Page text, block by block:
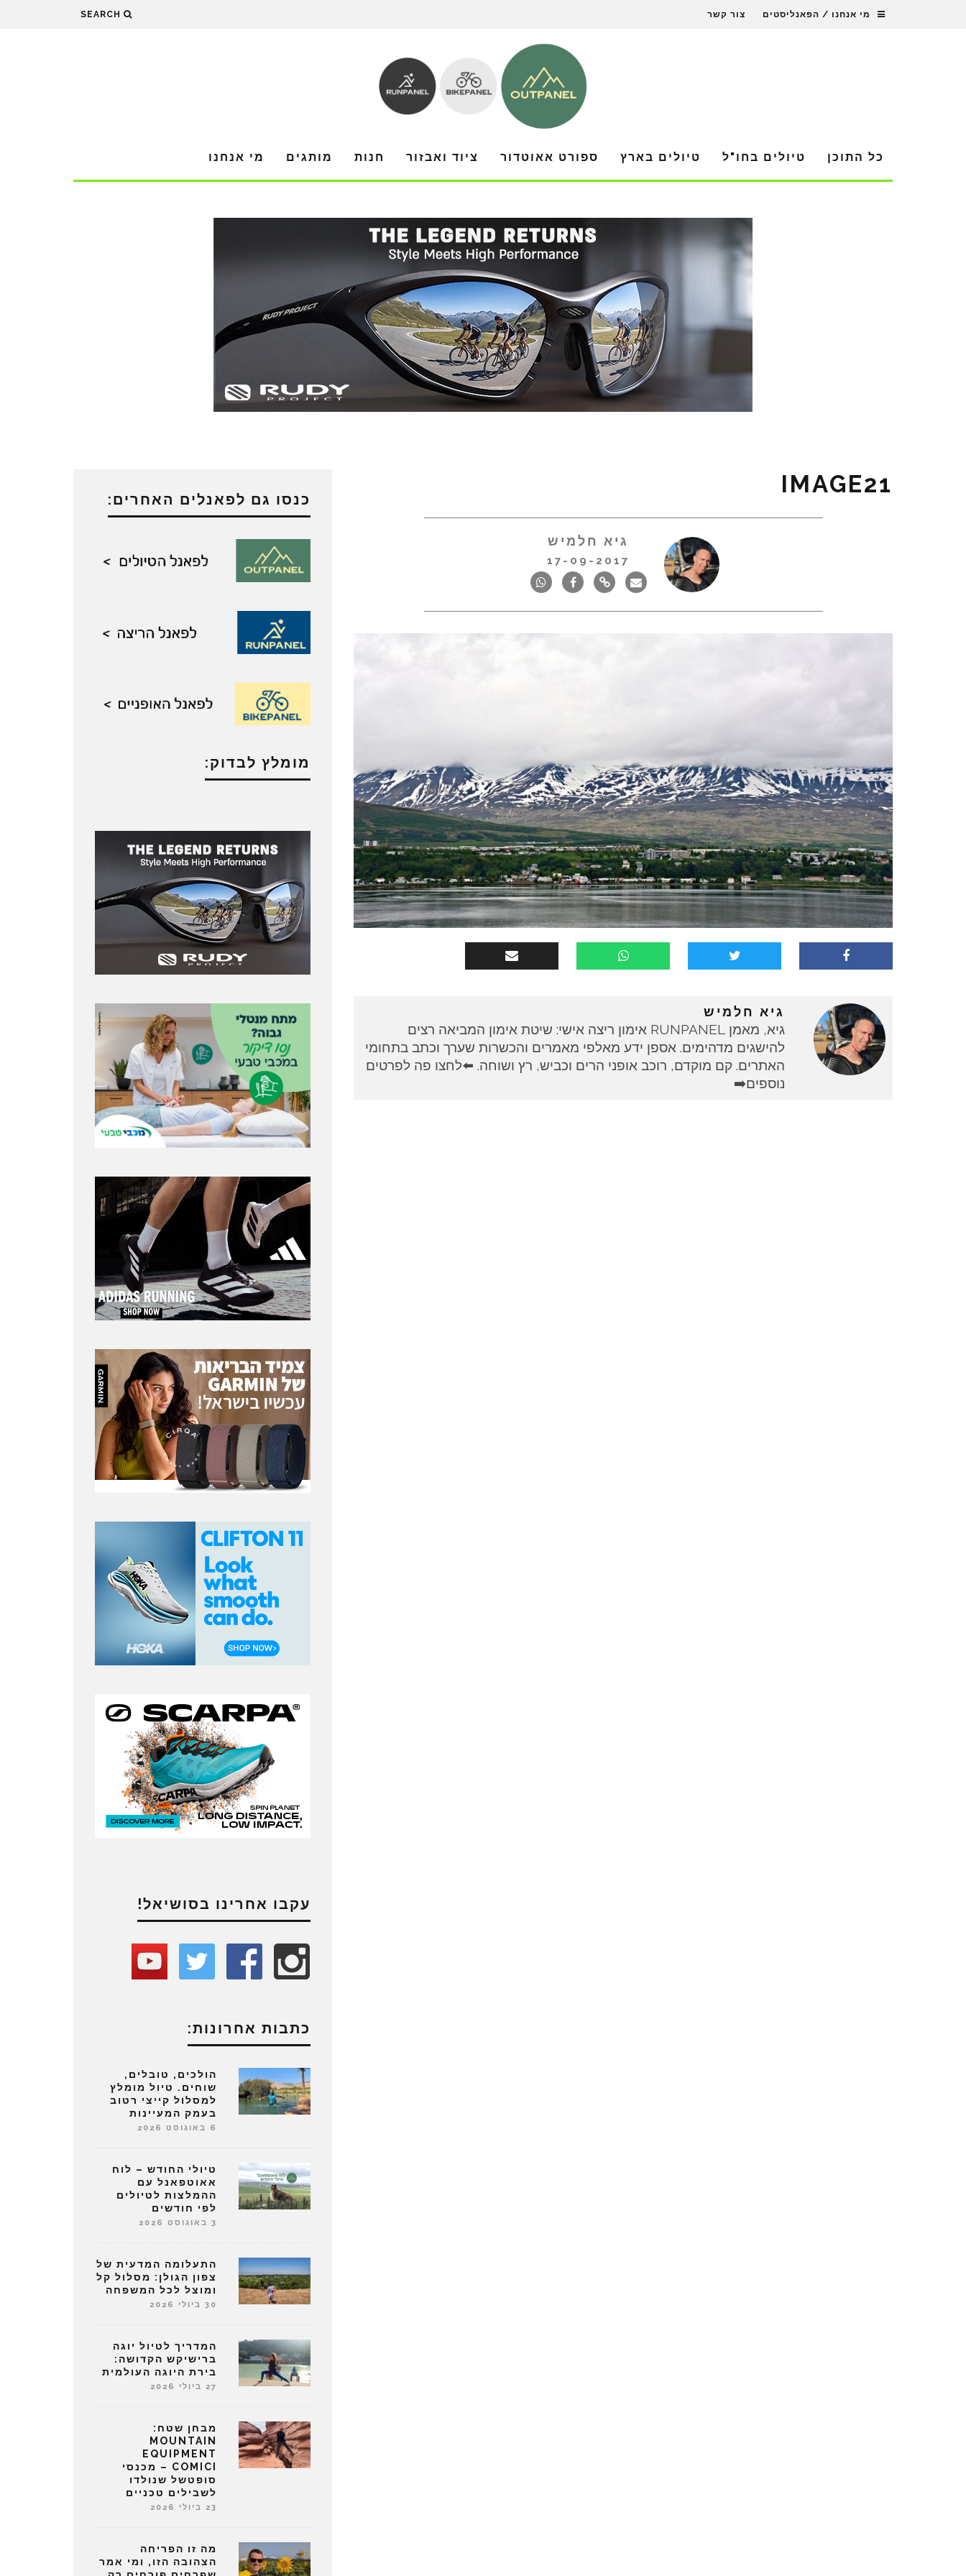
מי אנחנו / הפאנליסטים צור קשר SEARCH
כל התוכן טיולים בחו"ל טיולים בארץ ספורט אאוטדור ציוד ואבזור חנות מותגים מי אנחנו
IMAGE21
גיא חלמיש
17-09-2017
גיא חלמיש
גיא, מאמן RUNPANEL אימון ריצה אישי: שיטת אימון המביאה רצים
להישגים מדהימים. אספן ידע מאלפי מאמרים והכשרות שערך וכתב בתחומי
האתרים. קם מוקדם, רוכב אופני הרים וכביש, רץ ושוחה. ⬅️לחצו פה לפרטים
נוספים➡️
כנסו גם לפאנלים האחרים:
מומלץ לבדוק:
עקבו אחרינו בסושיאל!
כתבות אחרונות:
הולכים, טובלים,
שוחים. טיול מומלץ
למסלול קייצי רטוב
בעמק המעיינות
6 באוגוסט 2026
טיולי החודש – לוח
אאוטפאנל עם
ההמלצות לטיולים
לפי חודשים
3 באוגוסט 2026
התעלומה המדעית של
צפון הגולן: מסלול קל
ומוצל לכל המשפחה
30 ביולי 2026
המדריך לטיול יוגה
ברישיקש הקדושה:
בירת היוגה העולמית
27 ביולי 2026
מבחן שטח:
MOUNTAIN
EQUIPMENT
COMICI – מכנסי
סופטשל שנולדו
לשבילים טכניים
23 ביולי 2026
מה זו הפריחה
הצהובה הזו, ומי אמר